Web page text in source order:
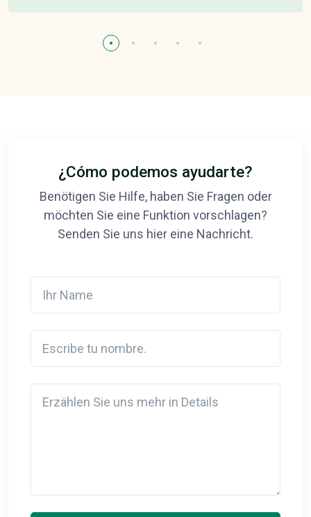
¿Cómo podemos ayudarte?
Benötigen Sie Hilfe, haben Sie Fragen oder
möchten Sie eine Funktion vorschlagen?
Senden Sie uns hier eine Nachricht.